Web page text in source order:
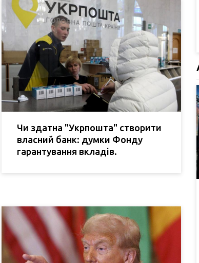
Чи здатна "Укрпошта" створити
власний банк: думки Фонду
гарантування вкладів.